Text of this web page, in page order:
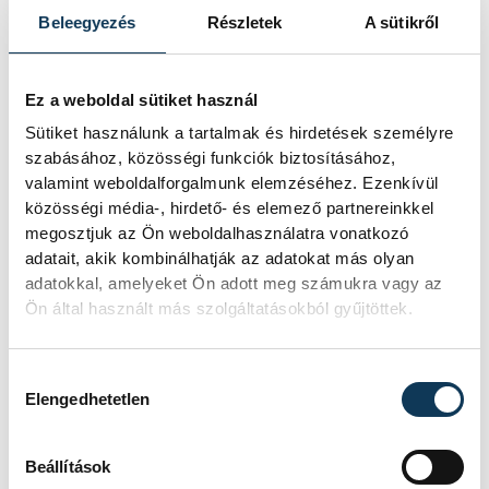
Beleegyezés Részletek A sütikről
Ez a weboldal sütiket használ
Sütiket használunk a tartalmak és hirdetések személyre
szabásához, közösségi funkciók biztosításához,
valamint weboldalforgalmunk elemzéséhez. Ezenkívül
közösségi média-, hirdető- és elemező partnereinkkel
megosztjuk az Ön weboldalhasználatra vonatkozó
adatait, akik kombinálhatják az adatokat más olyan
adatokkal, amelyeket Ön adott meg számukra vagy az
Ön által használt más szolgáltatásokból gyűjtöttek.
Elengedhetetlen
Beállítások
versenyzői a Balaton Park
közé tartozik a gyorsasági
motorversenyek sorában.
Talmácsi Gábor, a MotoGP 125
köbcentis kategóriájának 2007-
es magyar világbajnoka már
kipróbálta a balatonfőkajári
aszfaltcsíkot, az első
közé sorolja. A versenyzők az
irányban köröznek, tehát több